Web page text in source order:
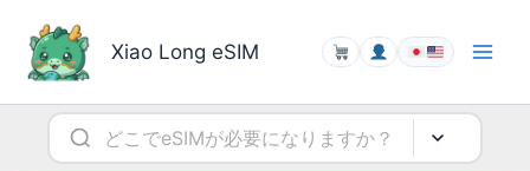
Xiao Long eSIM